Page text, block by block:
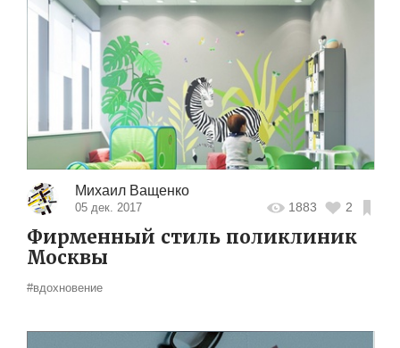
Михаил Ващенко
05 дек. 2017 1883 2
Фирменный стиль поликлиник
Москвы
#вдохновение